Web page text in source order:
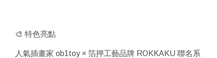
🎨 特色亮點
人氣插畫家 ob1toy × 箔押工藝品牌 ROKKAKU 聯名系